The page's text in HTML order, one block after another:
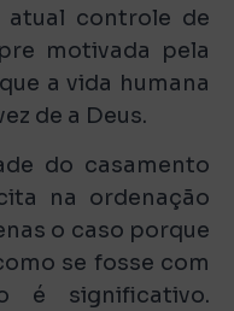
controle de
motivada pela
a vida humana
de a Deus.
do casamento
na ordenação
o caso porque
se fosse com
é significativo.